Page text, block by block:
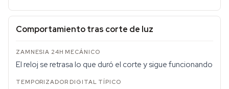
Comportamiento tras corte de luz
El reloj se retrasa lo que duró el corte y sigue funcionando